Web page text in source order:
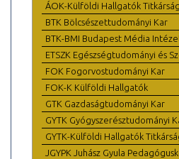
ÁOK-Külföldi Hallgatók
BTK Bölcsészettudományi Kar
BTK-BMI Budapest Média
ETSZK Egészségtudományi és
FOK Fogorvostudományi Kar
FOK-K Külföldi Hallgatók
GTK Gazdaságtudományi Kar
GYTK Gyógyszerésztudományi
GYTK-Külföldi Hallgatók
JGYPK Juhász Gyula